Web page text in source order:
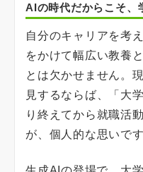
AIの時代だからこそ、
自分のキャリアを考
をかけて幅広い教養
とは欠かせません。
見するならば、「大
り終えてから就職活
が、個人的な思いです